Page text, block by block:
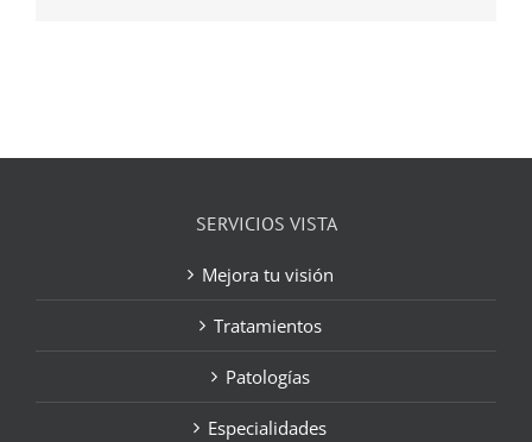
SERVICIOS VISTA
Mejora tu visión
Tratamientos
Patologías
Especialidades